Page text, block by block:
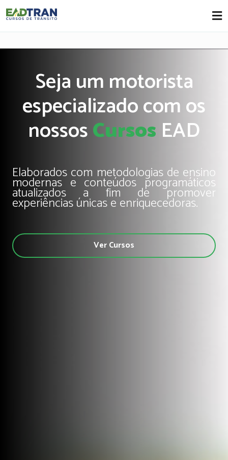
Eadtran
-
Seja um motorista
especializado com os
nossosCursos EAD
Elaborados com metodologias de ensino
modernas e conteúdos programáticos
atualizados a fim de promover
experiências únicas e enriquecedoras.
Ver Cursos